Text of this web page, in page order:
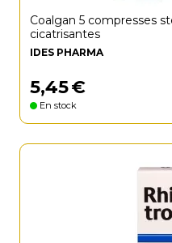
Coalgan 5 compresses
cicatrisantes
IDES PHARMA
5,45€
En stock